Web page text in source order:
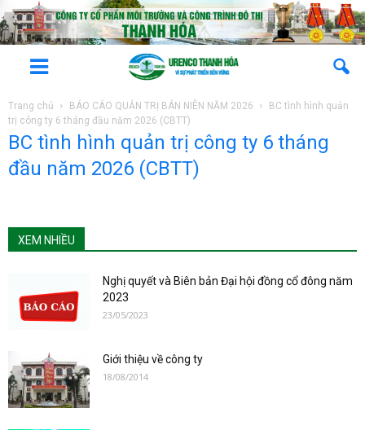
Trang chủ BÁO CÁO QUẢN TRỊ BÁN NIÊN NĂM 2026
BC tình hình quản
trị công ty 6 tháng đầu năm 2026 (CBTT)
BC tình hình quản trị công ty 6 tháng
đầu năm 2026 (CBTT)
XEM NHIỀU
Nghị quyết và Biên bản Đại hội đồng cổ đông năm
2023
23/05/2023
Giới thiệu về công ty
18/08/2014